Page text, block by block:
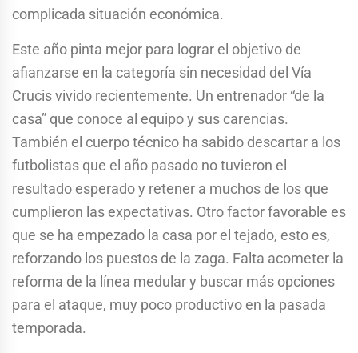
complicada situación económica.
Este año pinta mejor para lograr el objetivo de
afianzarse en la categoría sin necesidad del Vía
Crucis vivido recientemente. Un entrenador “de la
casa” que conoce al equipo y sus carencias.
También el cuerpo técnico ha sabido descartar a los
futbolistas que el año pasado no tuvieron el
resultado esperado y retener a muchos de los que
cumplieron las expectativas. Otro factor favorable es
que se ha empezado la casa por el tejado, esto es,
reforzando los puestos de la zaga. Falta acometer la
reforma de la línea medular y buscar más opciones
para el ataque, muy poco productivo en la pasada
temporada.